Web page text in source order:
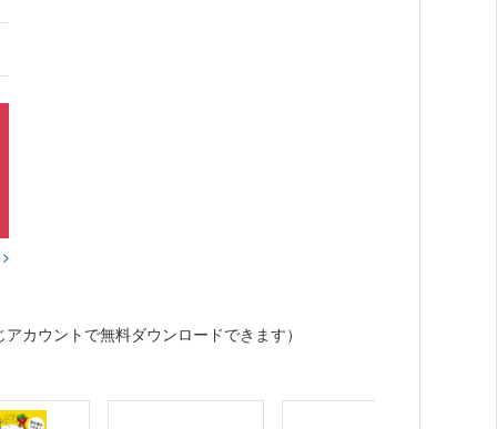
アカウントで無料ダウンロードできます）